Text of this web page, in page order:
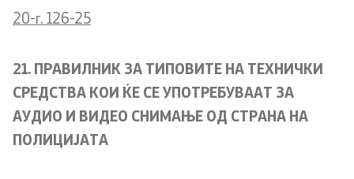
20-r. 126-25
21. ПРАВИЛНИК ЗА ТИПОВИТЕ НА ТЕХНИЧКИ
СРЕДСТВА КОИ ЌЕ СЕ УПОТРЕБУВААТ ЗА
АУДИО И ВИДЕО СНИМАЊЕ ОД СТРАНА НА
ПОЛИЦИЈАТА